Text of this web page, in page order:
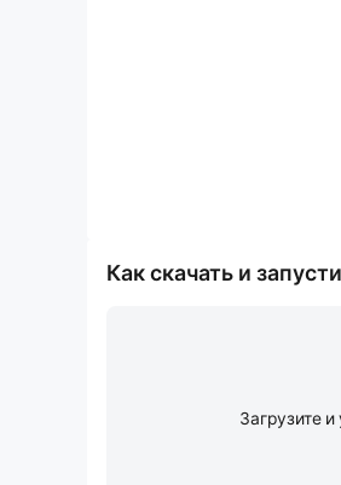
Как скачать и
Загрузите